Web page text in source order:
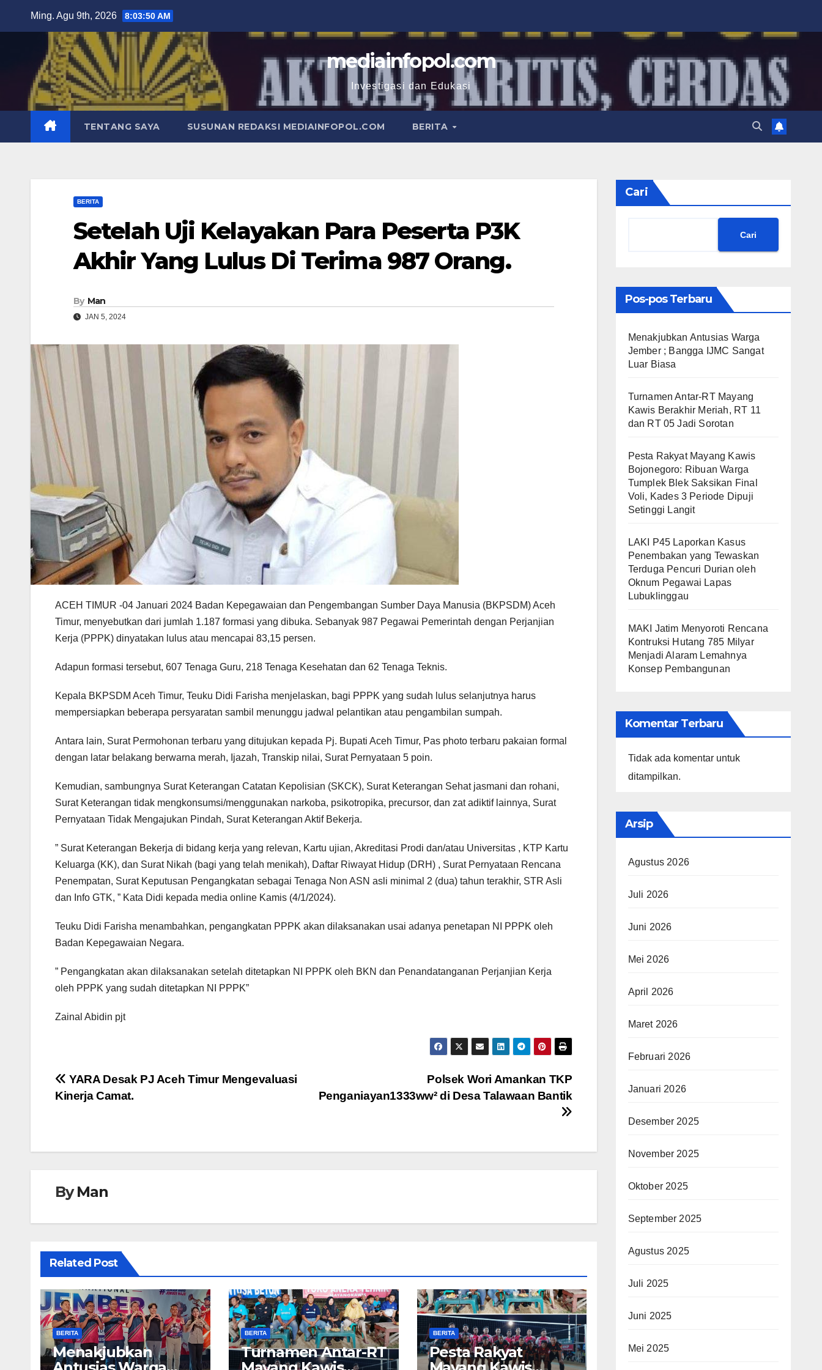
Ming. Agu 9th, 2026 8:03:51 AM
mediainfopol.com
Investigasi dan Edukasi
TENTANG SAYA SUSUNAN REDAKSI MEDIAINFOPOL.COM BERITA
BERITA
Setelah Uji Kelayakan Para Peserta P3K
Akhir Yang Lulus Di Terima 987 Orang.
By Man
JAN 5, 2024
ACEH TIMUR -04 Januari 2024 Badan Kepegawaian dan Pengembangan Sumber Daya Manusia (BKPSDM) Aceh
Timur, menyebutkan dari jumlah 1.187 formasi yang dibuka. Sebanyak 987 Pegawai Pemerintah dengan Perjanjian
Kerja (PPPK) dinyatakan lulus atau mencapai 83,15 persen.
Adapun formasi tersebut, 607 Tenaga Guru, 218 Tenaga Kesehatan dan 62 Tenaga Teknis.
Kepala BKPSDM Aceh Timur, Teuku Didi Farisha menjelaskan, bagi PPPK yang sudah lulus selanjutnya harus
mempersiapkan beberapa persyaratan sambil menunggu jadwal pelantikan atau pengambilan sumpah.
Antara lain, Surat Permohonan terbaru yang ditujukan kepada Pj. Bupati Aceh Timur, Pas photo terbaru pakaian formal
dengan latar belakang berwarna merah, Ijazah, Transkip nilai, Surat Pernyataan 5 poin.
Kemudian, sambungnya Surat Keterangan Catatan Kepolisian (SKCK), Surat Keterangan Sehat jasmani dan rohani,
Surat Keterangan tidak mengkonsumsi/menggunakan narkoba, psikotropika, precursor, dan zat adiktif lainnya, Surat
Pernyataan Tidak Mengajukan Pindah, Surat Keterangan Aktif Bekerja.
” Surat Keterangan Bekerja di bidang kerja yang relevan, Kartu ujian, Akreditasi Prodi dan/atau Universitas , KTP Kartu
Keluarga (KK), dan Surat Nikah (bagi yang telah menikah), Daftar Riwayat Hidup (DRH) , Surat Pernyataan Rencana
Penempatan, Surat Keputusan Pengangkatan sebagai Tenaga Non ASN asli minimal 2 (dua) tahun terakhir, STR Asli
dan Info GTK, ” Kata Didi kepada media online Kamis (4/1/2024).
Teuku Didi Farisha menambahkan, pengangkatan PPPK akan dilaksanakan usai adanya penetapan NI PPPK oleh
Badan Kepegawaian Negara.
” Pengangkatan akan dilaksanakan setelah ditetapkan NI PPPK oleh BKN dan Penandatanganan Perjanjian Kerja
oleh PPPK yang sudah ditetapkan NI PPPK”
Zainal Abidin pjt
Navigasi
pos
Polsek Wori Amankan TKP
Penganiayan1333ww² di Desa Talawaan Bantik
YARA Desak PJ Aceh Timur Mengevaluasi
Kinerja Camat.
ByMan
Related Post
BERITA
Menakjubkan
BERITA
Turnamen Antar-RT
BERITA
​Pesta Rakyat
Cari
Cari
Pos-pos Terbaru
Menakjubkan Antusias Warga
Jember ; Bangga IJMC Sangat
Luar Biasa
Turnamen Antar-RT Mayang
Kawis Berakhir Meriah, RT 11
dan RT 05 Jadi Sorotan
​Pesta Rakyat Mayang Kawis
Bojonegoro: Ribuan Warga
Tumplek Blek Saksikan Final
Voli, Kades 3 Periode Dipuji
Setinggi Langit
LAKI P45 Laporkan Kasus
Penembakan yang Tewaskan
Terduga Pencuri Durian oleh
Oknum Pegawai Lapas
Lubuklinggau
MAKI Jatim Menyoroti Rencana
Kontruksi Hutang 785 Milyar
Menjadi Alaram Lemahnya
Konsep Pembangunan
Komentar Terbaru
Tidak ada komentar untuk
ditampilkan.
Arsip
Agustus 2026
Juli 2026
Juni 2026
Mei 2026
April 2026
Maret 2026
Februari 2026
Januari 2026
Desember 2025
November 2025
Oktober 2025
September 2025
Agustus 2025
Juli 2025
Juni 2025
Mei 2025